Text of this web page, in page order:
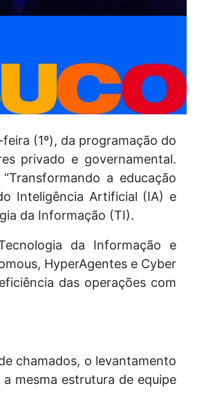
(1º), da programação do
privado e governamental.
a educação
Inteligência Artificial (IA) e
da Informação (TI).
da Informação e
HyperAgentes e Cyber
das operações com
chamados, o levantamento
mesma estrutura de equipe